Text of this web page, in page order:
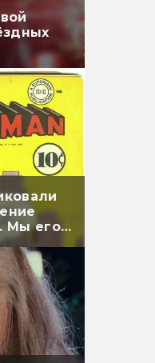
Мы его